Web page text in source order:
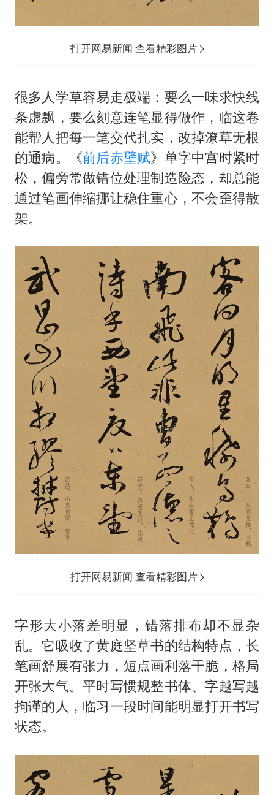
打开网易新闻 查看精彩图片
很多人学草容易走极端：要么一味求快线
条虚飘，要么刻意连笔显得做作，临这卷
能帮人把每一笔交代扎实，改掉潦草无根
的通病。《前后赤壁赋》单字中宫时紧时
松，偏旁常做错位处理制造险态，却总能
通过笔画伸缩挪让稳住重心，不会歪得散
架。
打开网易新闻 查看精彩图片
字形大小落差明显，错落排布却不显杂
乱。它吸收了黄庭坚草书的结构特点，长
笔画舒展有张力，短点画利落干脆，格局
开张大气。平时写惯规整书体、字越写越
拘谨的人，临习一段时间能明显打开书写
状态。